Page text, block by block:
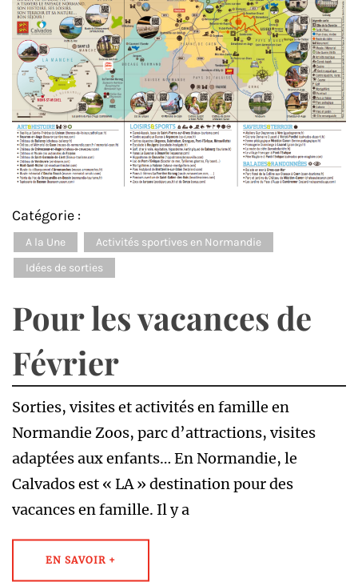
Catégorie :
A la Une
Activités sportives en Normandie
Idées de sorties
Pour les vacances de
Février
Sorties, visites et activités en famille en
Normandie Zoos, parc d’attractions, visites
adaptées aux enfants… En Normandie, le
Calvados est « LA » destination pour des
vacances en famille. Il y a
EN SAVOIR +